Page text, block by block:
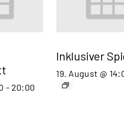
- 20:00
Inklusiver
19. August @